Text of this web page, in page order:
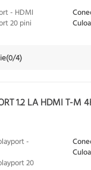
- HDMI
20 pini
(0/4)
1.2 LA HDMI T-M
-
20